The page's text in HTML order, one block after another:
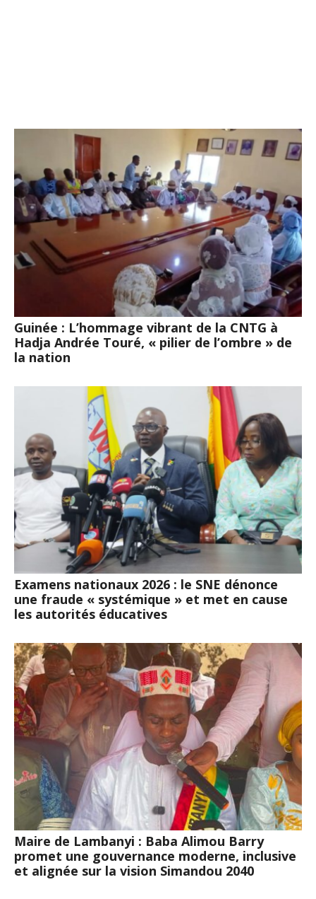
Guinée : L’hommage vibrant de la CNTG à
Hadja Andrée Touré, « pilier de l’ombre » de
la nation
Examens nationaux 2026 : le SNE dénonce
une fraude « systémique » et met en cause
les autorités éducatives
Maire de Lambanyi : Baba Alimou Barry
promet une gouvernance moderne, inclusive
et alignée sur la vision Simandou 2040